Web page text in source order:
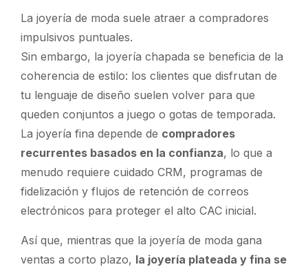
La joyería de moda suele atraer a compradores
impulsivos puntuales.
Sin embargo, la joyería chapada se beneficia de la
coherencia de estilo: los clientes que disfrutan de
tu lenguaje de diseño suelen volver para que
queden conjuntos a juego o gotas de temporada.
La joyería fina depende de compradores
recurrentes basados en la confianza, lo que a
menudo requiere cuidado CRM, programas de
fidelización y flujos de retención de correos
electrónicos para proteger el alto CAC inicial.
Así que, mientras que la joyería de moda gana
ventas a corto plazo, la joyería plateada y fina se